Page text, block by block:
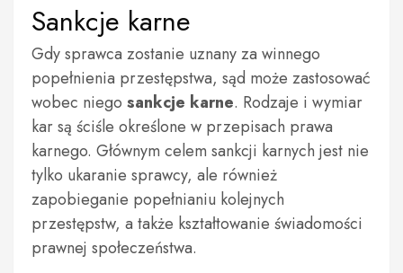
Sankcje karne
Gdy sprawca zostanie uznany za winnego
popełnienia przestępstwa, sąd może zastosować
wobec niego sankcje karne. Rodzaje i wymiar
kar są ściśle określone w przepisach prawa
karnego. Głównym celem sankcji karnych jest nie
tylko ukaranie sprawcy, ale również
zapobieganie popełnianiu kolejnych
przestępstw, a także kształtowanie świadomości
prawnej społeczeństwa.